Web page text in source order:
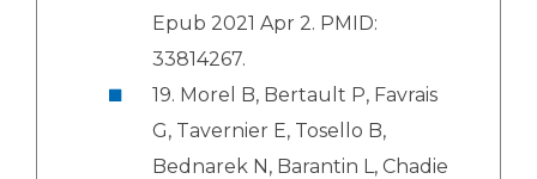
Epub 2021 Apr 2. PMID:
33814267.
19. Morel B, Bertault P, Favrais
G, Tavernier E, Tosello B,
Bednarek N, Barantin L, Chadie